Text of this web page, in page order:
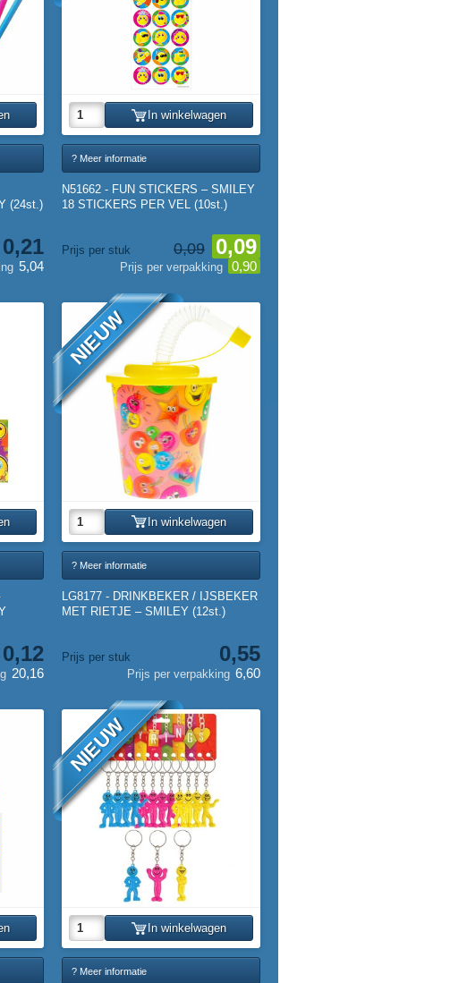
(24st.)
0,21
5,04
In winkelwagen
? Meer informatie
N51662 - FUN STICKERS – SMILEY
18 STICKERS PER VEL (10st.)
Prijs per stuk 0,09 0,09
Prijs per verpakking 0,90
0,12
20,16
NIEUW
In winkelwagen
? Meer informatie
LG8177 - DRINKBEKER / IJSBEKER
MET RIETJE – SMILEY (12st.)
Prijs per stuk 0,55
Prijs per verpakking 6,60
NIEUW
In winkelwagen
? Meer informatie